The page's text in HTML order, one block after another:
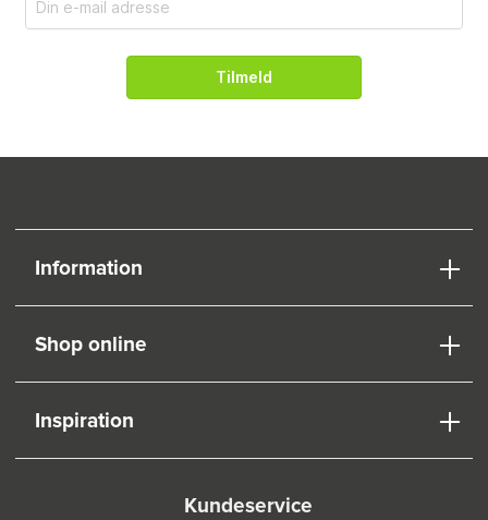
Tilmeld
Information
Shop online
Inspiration
Kundeservice